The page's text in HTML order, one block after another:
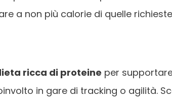
a non più calorie di quelle
ricca di proteine per
in gare di tracking o agilità.